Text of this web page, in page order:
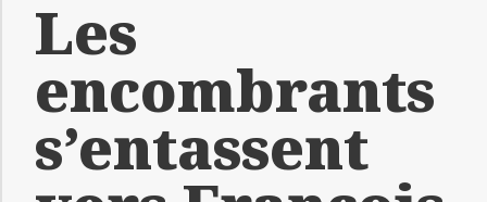
Les
encombrants
s’entassent